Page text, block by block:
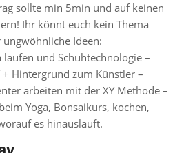
sollte min 5min und auf keinen
Ihr könnt euch kein Thema
Ideen:
laufen und Schuhtechnologie –
+ Hintergrund zum Künstler –
arbeiten mit der XY Methode –
Yoga, Bonsaikurs, kochen,
es hinausläuft.